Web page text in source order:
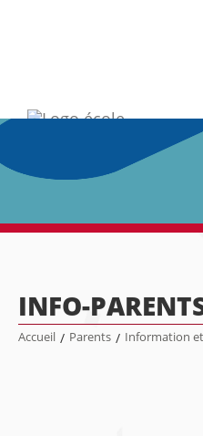
INFO-
Accueil / Parents / Information